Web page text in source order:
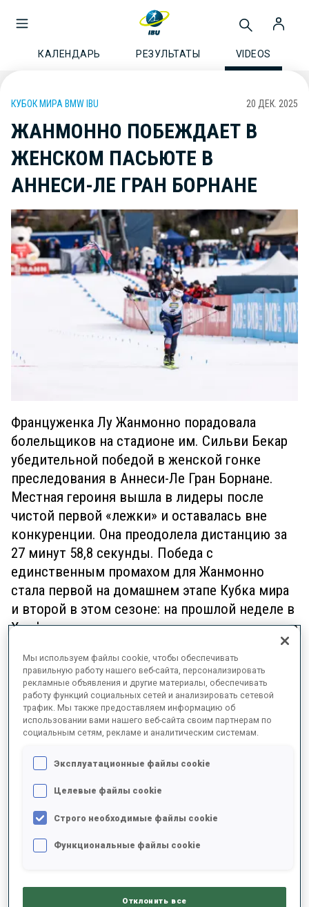
КАЛЕНДАРЬ РЕЗУЛЬТАТЫ VIDEOS
КУБОК МИРА BMW IBU 20 ДЕК. 2025
ЖАНМОННО ПОБЕЖДАЕТ В
ЖЕНСКОМ ПАСЬЮТЕ В
АННЕСИ-ЛЕ ГРАН БОРНАНЕ
Француженка Лу Жанмонно порадовала
болельщиков на стадионе им. Сильви Бекар
убедительной победой в женской гонке
преследования в Аннеси-Ле Гран Борнане.
Местная героиня вышла в лидеры после
чистой первой «лежки» и оставалась вне
конкуренции. Она преодолела дистанцию за
27 минут 58,8 секунды. Победа с
единственным промахом для Жанмонно
стала первой на домашнем этапе Кубка мира
и второй в этом сезоне: на прошлой неделе в
Хохфильцене она уже выиграла спринтерскую
гонку. Ну а вишенкой на торте стала желтая
майка, которую Жанмонно наденет на
воскресный масс-старт.
Мы используем файлы cookie, чтобы обеспечивать
правильную работу нашего веб-сайта, персонализировать
рекламные объявления и другие материалы, обеспечивать
работу функций социальных сетей и анализировать сетевой
трафик. Мы также предоставляем информацию об
использовании вами нашего веб-сайта своим партнерам по
социальным сетям, рекламе и аналитическим системам.
Эксплуатационные файлы cookie
Целевые файлы cookie
Строго необходимые файлы cookie
Функциональные файлы cookie
Отклонить все